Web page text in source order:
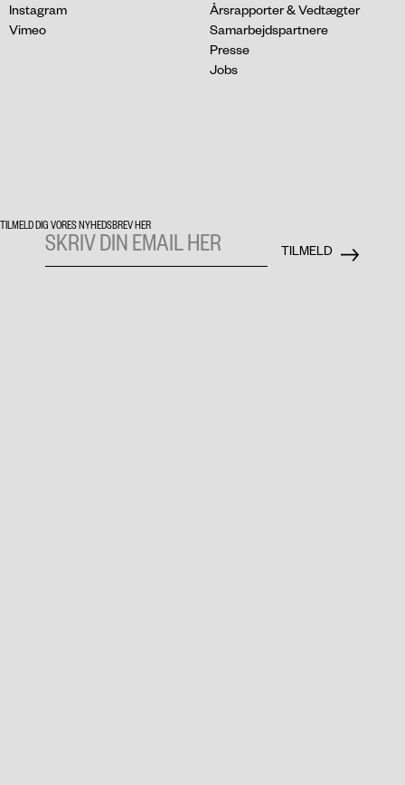
Instagram
Vimeo
Årsrapporter & Vedtægter
Samarbejdspartnere
Presse
Jobs
TILMELD DIG VORES NYHEDSBREV HER